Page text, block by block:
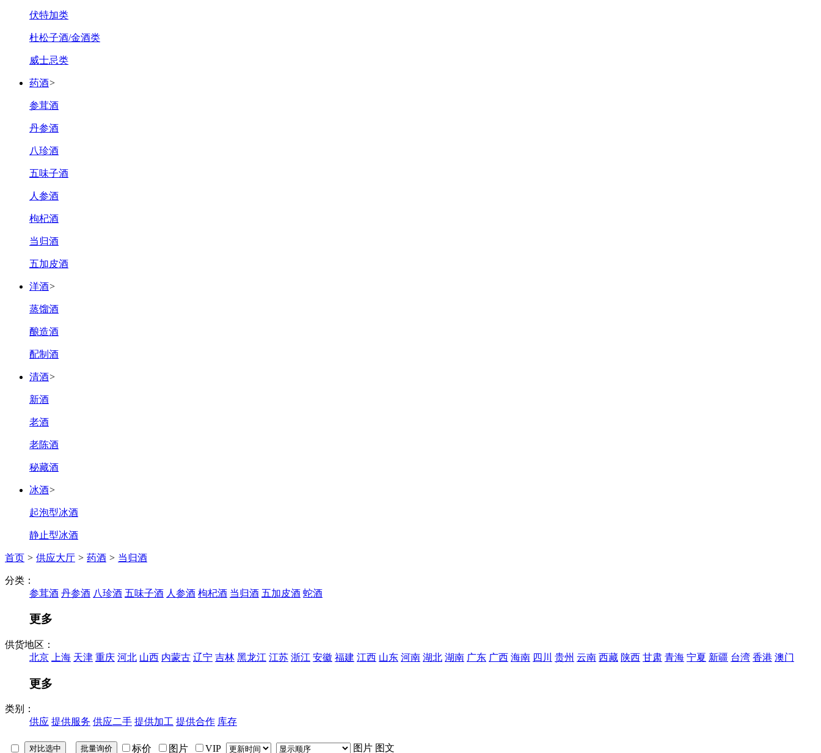
伏特加类
杜松子酒/金酒类
威士忌类
药酒>
参茸酒
丹参酒
八珍酒
五味子酒
人参酒
枸杞酒
当归酒
五加皮酒
洋酒>
蒸馏酒
酿造酒
配制酒
清酒>
新酒
老酒
老陈酒
秘藏酒
冰酒>
起泡型冰酒
静止型冰酒
首页 > 供应大厅 > 药酒 > 当归酒
分类：
参茸酒 丹参酒 八珍酒 五味子酒 人参酒 枸杞酒 当归酒 五加皮酒 蛇酒
更多
供货地区：
北京
上海 天津 重庆 河北 山西 内蒙古 辽宁 吉林 黑龙江 江苏 浙江 安徽 福建 江西 山东 河南 湖北 湖南 广东 广西 海南 四川 贵州 云南 西藏 陕西 甘肃 青海 宁夏 新疆 台湾 香港 澳门
更多
类别：
供应 提供服务 供应二手 提供加工 提供合作 库存
标价 图片 VIP 图片 图文